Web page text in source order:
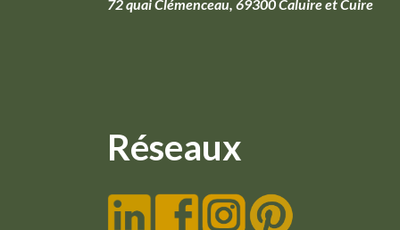
72 quai Clémenceau, 69300 Caluire et Cuire
Réseaux